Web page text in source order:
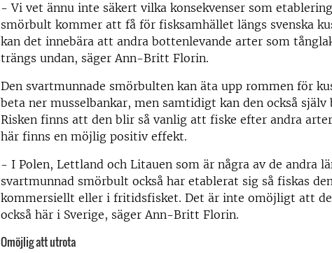
- Vi vet ännu inte säkert vilka konsekvenser som
smörbult kommer att få för fisksamhället längs svenska
kan det innebära att andra bottenlevande arter som
trängs undan, säger Ann-Britt Florin.
Den svartmunnade smörbulten kan äta upp rommen för
beta ner musselbankar, men samtidigt kan den också
Risken finns att den blir så vanlig att fiske efter andra
här finns en möjlig positiv effekt.
- I Polen, Lettland och Litauen som är några av de andra
svartmunnad smörbult också har etablerat sig så fiskas
kommersiellt eller i fritidsfisket. Det är inte omöjligt att
också här i Sverige, säger Ann-Britt Florin.
Omöjlig att utrota